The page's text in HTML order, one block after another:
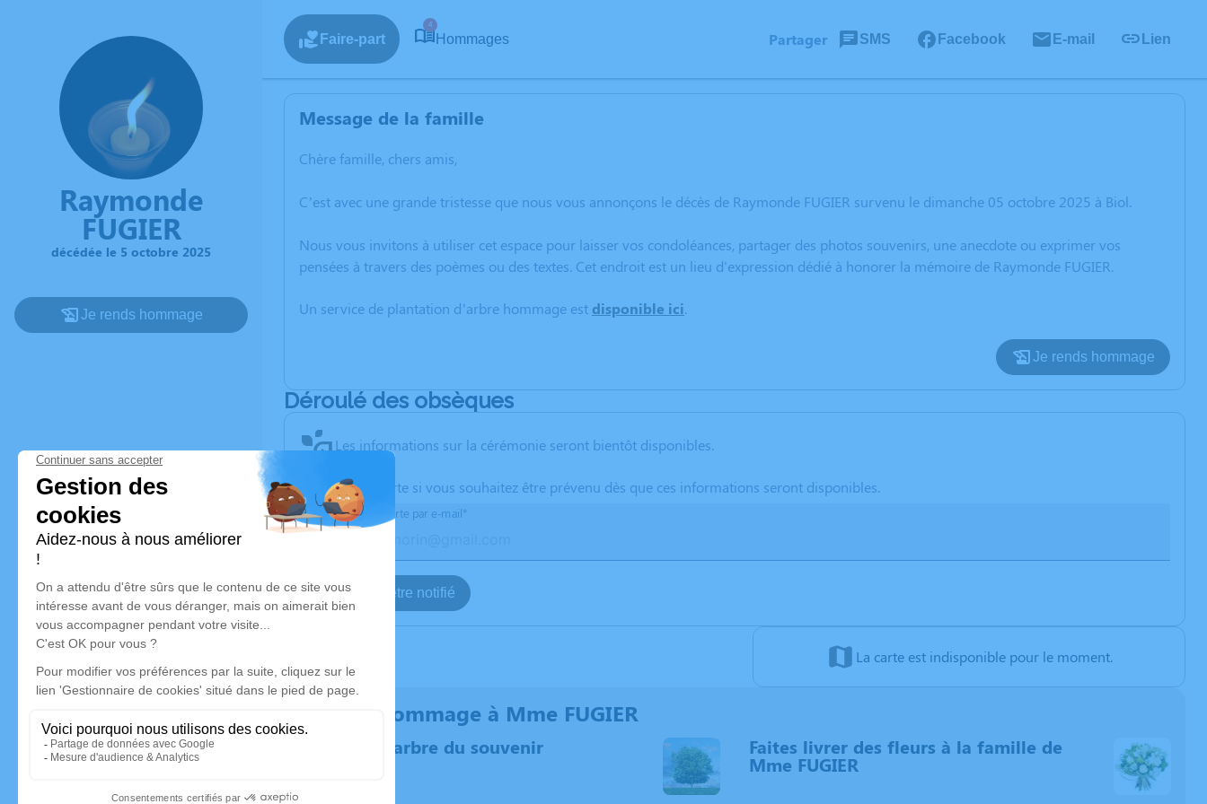
Raymonde
FUGIER
décédée le 5 octobre 2025
Je rends hommage
Faire-part
4
Hommages Partager SMS Facebook E-mail Lien
Message de la famille
Chère famille, chers amis,
C’est avec une grande tristesse que nous vous annonçons le décès de Raymonde FUGIER survenu le dimanche 05 octobre 2025 à Biol.
Nous vous invitons à utiliser cet espace pour laisser vos condoléances, partager des photos souvenirs, une anecdote ou exprimer vos
pensées à travers des poèmes ou des textes. Cet endroit est un lieu d'expression dédié à honorer la mémoire de Raymonde FUGIER.
Un service de plantation d’arbre hommage est disponible ici.
Je rends hommage
Déroulé des obsèques
Les informations sur la cérémonie seront bientôt disponibles.
Activez une alerte si vous souhaitez être prévenu dès que ces informations seront disponibles.
Recevoir une alerte par e-mail*
Je veux être notifié
La carte est indisponible pour le moment.
Rendez hommage à Mme FUGIER
Plantez un arbre du souvenir Faites livrer des fleurs à la famille de
Mme FUGIER